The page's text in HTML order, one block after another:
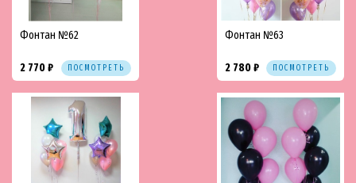
Фонтан №62
2 770 ₽ ПОСМОТРЕТЬ
Фонтан №63
2 780 ₽ ПОСМОТРЕТЬ